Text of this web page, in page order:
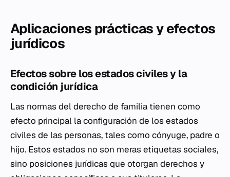
Aplicaciones prácticas y efectos
jurídicos
Efectos sobre los estados civiles y la
condición jurídica
Las normas del derecho de familia tienen como
efecto principal la configuración de los estados
civiles de las personas, tales como cónyuge, padre o
hijo. Estos estados no son meras etiquetas sociales,
sino posiciones jurídicas que otorgan derechos y